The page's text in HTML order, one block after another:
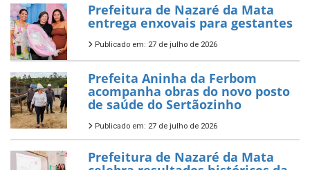
Prefeitura de Nazaré da Mata
entrega enxovais para gestantes
Publicado em: 27 de julho de 2026
Prefeita Aninha da Ferbom
acompanha obras do novo posto
de saúde do Sertãozinho
Publicado em: 27 de julho de 2026
Prefeitura de Nazaré da Mata